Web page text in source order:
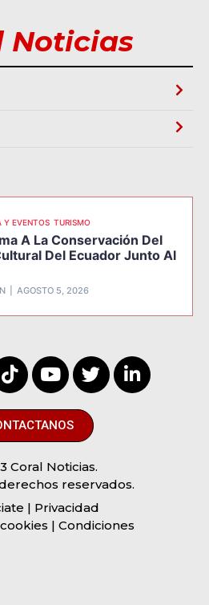
Noticias
Y EVENTOS TURISMO
A La Conservación Del
Del Ecuador Junto Al
AGOSTO 5, 2026
Coral Noticias.
reservados.
| Privacidad
| Condiciones